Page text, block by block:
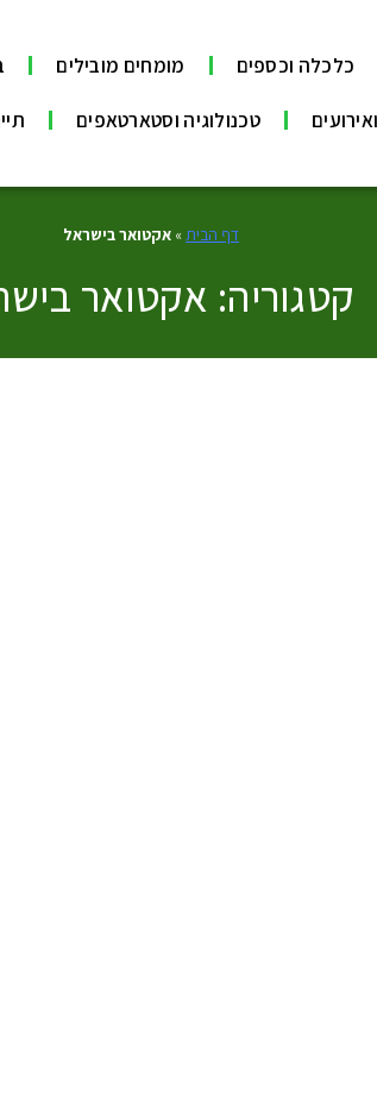
כלכלה וכספים מומחים מובילים
טכנולוגיה וסטארטאפים
דף הבית» אקטואר בישראל
קטגוריה: אקטואר